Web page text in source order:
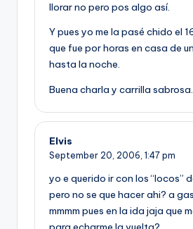
llorar no pero pos algo así­.
Y pues yo me la pasé chido el
que fue por horas en casa de
hasta la noche.
Buena charla y carrilla sabrosa.
Elvis
September 20, 2006, 1:47 pm
yo e querido ir con los “locos”
pero no se que hacer ahi? a
mmmm pues en la ida jaja que